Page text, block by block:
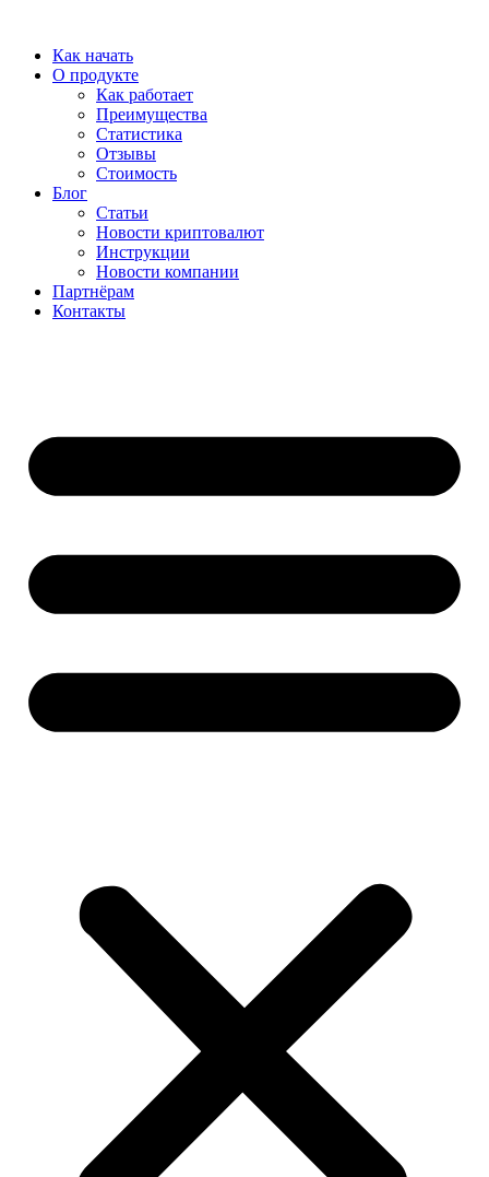
содержимому
Как начать
О продукте
Как работает
Преимущества
Статистика
Отзывы
Стоимость
Блог
Статьи
Новости криптовалют
Инструкции
Новости компании
Партнёрам
Контакты